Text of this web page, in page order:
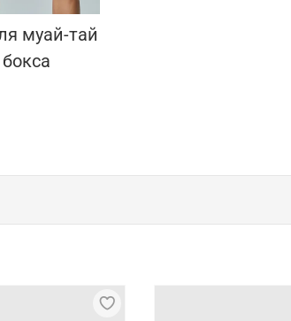
муай-тай
хорошую впитываемость влаги, а